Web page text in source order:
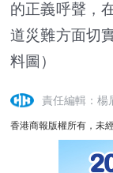
的正義呼聲，
道災難方面切
料圖）
責任編輯：楊
香港商報版權所有，未